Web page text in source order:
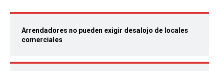
Arrendadores no pueden exigir desalojo de locales
comerciales